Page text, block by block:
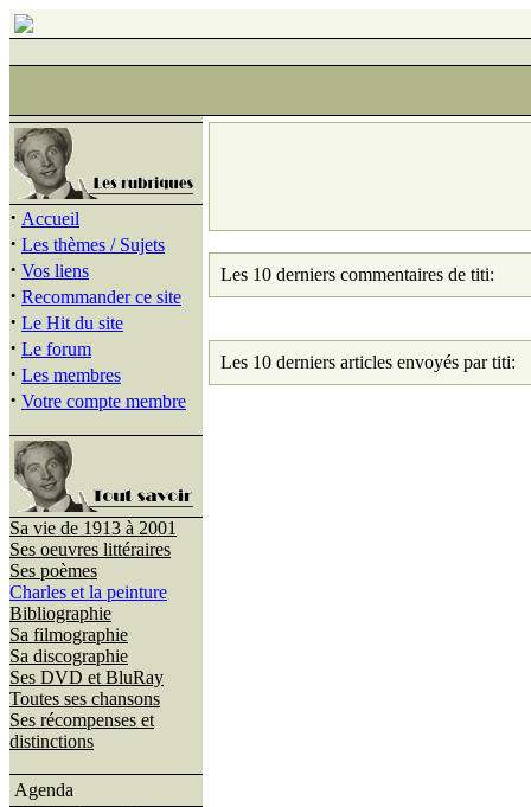
· Accueil
· Les thèmes / Sujets
· Vos liens
· Recommander ce site
· Le Hit du site
· Le forum
· Les membres
· Votre compte membre
Sa vie de 1913 à 2001
Ses oeuvres littéraires
Ses poèmes
Charles et la peinture
Bibliographie
Sa filmographie
Sa discographie
Ses DVD et BluRay
Toutes ses chansons
Ses récompenses et
distinctions
Agenda
Les 10 derniers commentaires de titi:
Les 10 derniers articles envoyés par titi: